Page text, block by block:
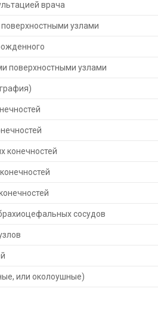
врача
узлами
поверхностными узлами
конечностей
сосудов
или околоушные)